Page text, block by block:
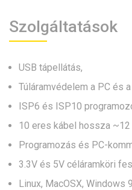
Szolgáltatások
USB tápellátás,
Túláramvédelem a PC és
ISP6 és ISP10
10 eres kábel hossza ~12
Programozás és PC-
3.3V és 5V céláramköri
Linux, MacOSX, Windows